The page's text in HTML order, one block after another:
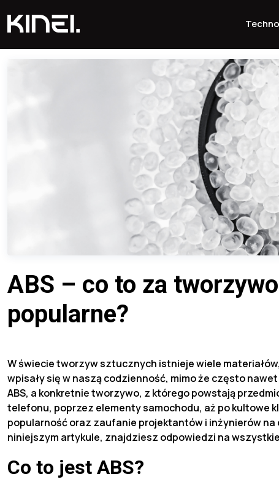
ABS – co to za
popularne?
W świecie tworzyw sztucznych istnieje wiele
wpisały się w naszą codzienność, mimo że często
ABS, a konkretnie tworzywo, z którego powstają
telefonu, poprzez elementy samochodu, aż po kultowe
popularność oraz zaufanie projektantów i inżynierów na
niniejszym artykule, znajdziesz odpowiedzi na
Co to jest ABS?